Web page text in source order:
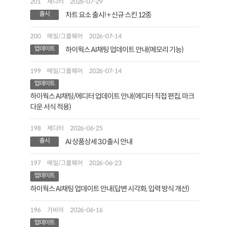
201 제디터
2026-07-29
출시
차트 요소 출시! + 신규 스킨 12종
200 메일/그룹웨어
2026-07-14
업데이트
하이웍스 AI채팅 업데이트 안내(메모리 기능)
199 메일/그룹웨어
2026-07-14
업데이트
하이웍스 AI채팅/에디터 업데이트 안내(에디터 직접 편집, 마크
다운 서식 적용)
198 제디터
2026-06-25
출시
AI 상품상세 3.0 출시 안내
197 메일/그룹웨어
2026-06-23
업데이트
하이웍스 AI채팅 업데이트 안내(답변 시각화, 입력 방식 개선)
196 가비아
2026-06-16
업데이트